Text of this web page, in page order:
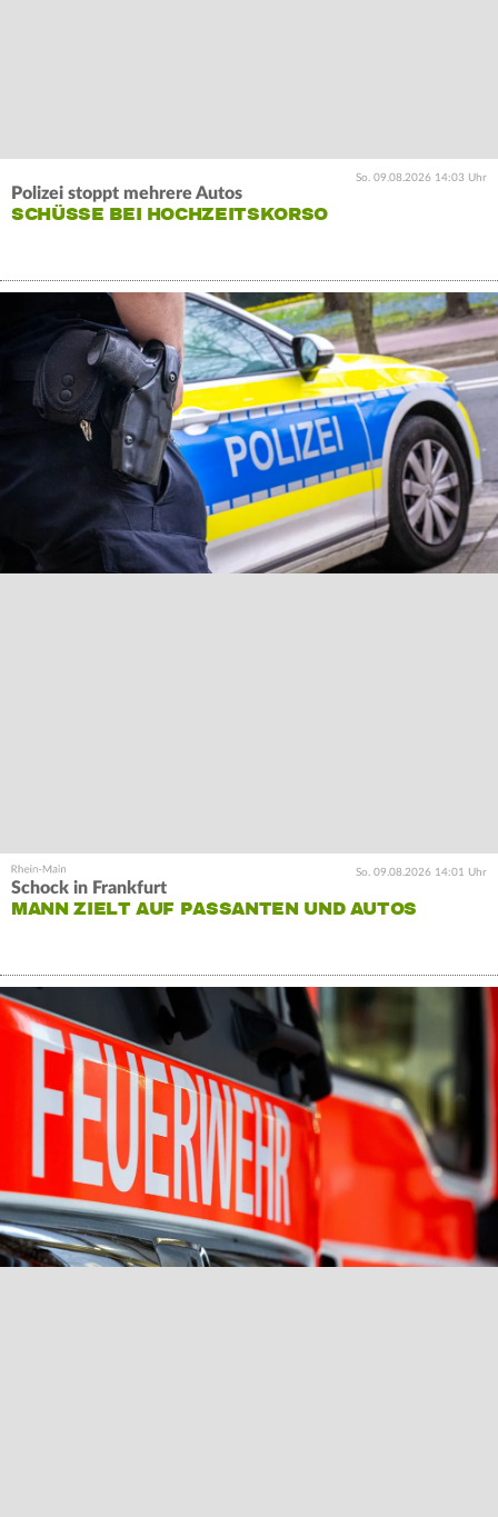
So. 09.08.2026 14:03 Uhr
Polizei stoppt mehrere Autos
SCHÜSSE BEI HOCHZEITSKORSO
So. 09.08.2026 14:01 Uhr
Schock in Frankfurt
MANN ZIELT AUF PASSANTEN UND AUTOS